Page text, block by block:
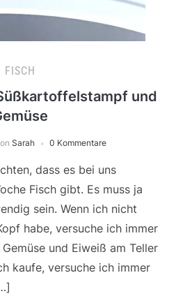
FISCH
und
Sarah 0 Kommentare
dass es bei uns
Fisch gibt. Es muss ja
sein. Wenn ich nicht
habe, versuche ich immer
und Eiweiß am Teller
kaufe, versuche ich immer